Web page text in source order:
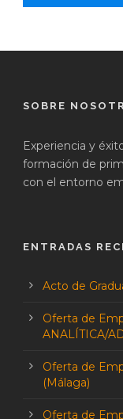
SOBRE
Experiencia y
formación de
con el entorno
ENTRADAS
Acto de
Oferta de
ANALÍTICA/
Oferta de
(Málaga)
Oferta de